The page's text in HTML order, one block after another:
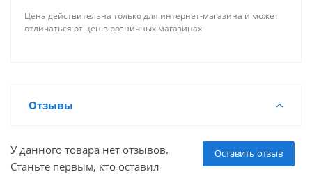
Цена действительна только для интернет-магазина и может
отличаться от цен в розничных магазинах
Отзывы
Оставить отзыв
У данного товара нет отзывов.
Станьте первым, кто оставил